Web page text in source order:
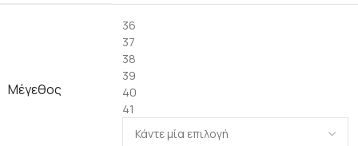
Μέγεθος
36
37
38
39
40
41